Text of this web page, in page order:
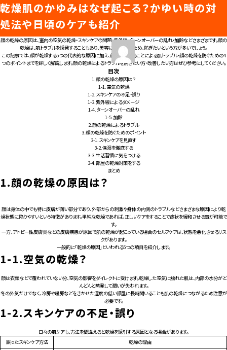
知ると差がつくビューティガイド
トップページ
美容医療ってなんだろう？
美容医療の基本情報
美容医療のスケジュール
美容医療キーワード辞典
美容医療まるわかりコラム
お悩みからコラムをさがす
美容医療クリニック紹介
For CLINIC
タグ:肌のかゆみ
顔の乾燥の原因は？よく起こるトラブルや乾燥
防止のポイントも
投
稿
日:
2023年12月14日
投
稿
者
admin
顔の乾燥の原因は、室内の空気の乾燥・スキンケアの問題・紫外線・ターンオーバーの乱れ・加齢などさまざまです。顔の
乾燥は、肌トラブルを誘発することもあり、美容にもよくないため、防ぎたいという方が多いでしょう。
この記事では、顔が乾燥する5つの代表的な原因に加え、顔が乾燥することによる肌トラブル・顔の乾燥を防ぐための4
つのポイントまでを詳しく解説します。顔の乾燥によるトラブルを防ぎたい方・改善したい方はぜひ参考にしてください。
目次
1.顔の乾燥の原因は？
1-1.空気の乾燥
1-2.スキンケアの不足・誤り
1-3.紫外線によるダメージ
1-4.ターンオーバーの乱れ
1-5.加齢
2.顔の乾燥によるトラブル
3.顔の乾燥を防ぐためのポイント
3-1.スキンケアを見直す
3-2.保湿を徹底する
3-3.生活習慣に気をつける
3-4.部屋の乾燥対策をする
まとめ
1.顔の乾燥の原因は？
顔は身体の中でも特に皮膚が薄い部分であり、外部からの刺激や身体の内側のトラブルなどさまざまな原因により乾
燥状態に陥りやすいという特徴があります。単純な乾燥であれば、正しいケアをすることで症状を緩和させる事が可能で
す。
一方、アトピー性皮膚炎などの皮膚疾患が原因で肌の乾燥が起こっている場合のセルフケアは、状態を悪化させるリス
クがあります。
一般的に「乾燥の原因」といわれる5つの項目を紹介します。
1-1.空気の乾燥？
顔は衣類などで覆われていない分、空気の影響をダイレクトに受けます。乾燥した空気に触れた肌は、内部の水分がど
んどんと蒸発して潤いが失われます。
冬の外気だけでなく、冷房や暖房などをきかせた湿度の低い部屋に長時間いることも肌の乾燥につながるため注意が
必要です。
1-2.スキンケアの不足・誤り
日々の肌ケアも、方法を間違えると乾燥を誘引する原因となる場合があります。
誤ったスキンケア方法
乾燥の理由
乾燥肌のかゆみはなぜ起こる？かゆい時の対
処法や日頃のケアも紹介
投
稿
日:
2023年11月24日
投
稿
者
admin